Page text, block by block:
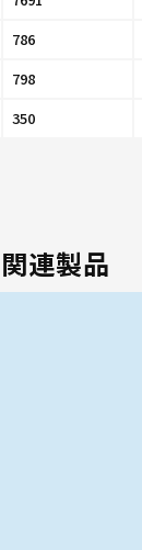
関連製品
786
798
350